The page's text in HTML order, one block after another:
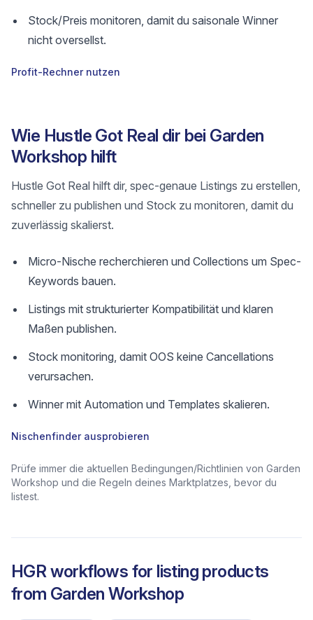
Stock/Preis monitoren, damit du saisonale Winner
nicht oversellst.
Profit-Rechner nutzen
Wie Hustle Got Real dir bei Garden
Workshop hilft
Hustle Got Real hilft dir, spec-genaue Listings zu erstellen,
schneller zu publishen und Stock zu monitoren, damit du
zuverlässig skalierst.
Micro-Nische recherchieren und Collections um Spec-
Keywords bauen.
Listings mit strukturierter Kompatibilität und klaren
Maßen publishen.
Stock monitoring, damit OOS keine Cancellations
verursachen.
Winner mit Automation und Templates skalieren.
Nischenfinder ausprobieren
Prüfe immer die aktuellen Bedingungen/Richtlinien von Garden
Workshop und die Regeln deines Marktplatzes, bevor du
listest.
HGR workflows for listing products
from Garden Workshop